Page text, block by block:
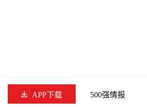
APP下载 500强情报